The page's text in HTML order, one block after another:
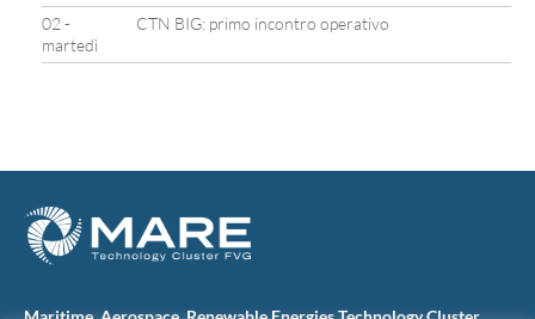
02 -
martedì
CTN BIG: primo incontro operativo